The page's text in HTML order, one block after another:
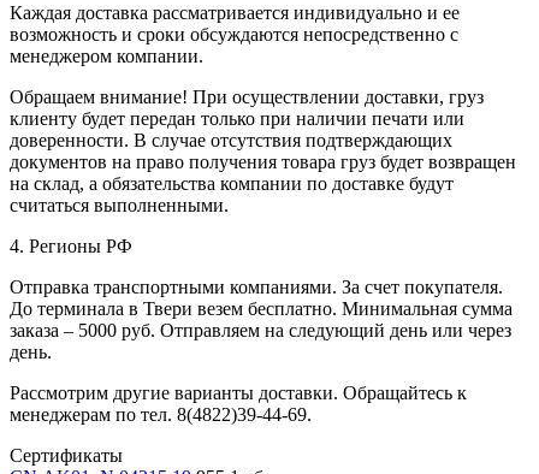
Каждая доставка рассматривается индивидуально и ее
возможность и сроки обсуждаются непосредственно с
менеджером компании.
Обращаем внимание! При осуществлении доставки, груз
клиенту будет передан только при наличии печати или
доверенности. В случае отсутствия подтверждающих
документов на право получения товара груз будет возвращен
на склад, а обязательства компании по доставке будут
считаться выполненными.
4. Регионы РФ
Отправка транспортными компаниями. За счет покупателя.
До терминала в Твери везем бесплатно. Минимальная сумма
заказа – 5000 руб. Отправляем на следующий день или через
день.
Рассмотрим другие варианты доставки. Обращайтесь к
менеджерам по тел. 8(4822)39-44-69.
Сертификаты